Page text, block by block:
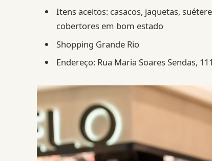
Itens aceitos: casacos, jaquetas,
cobertores em bom estado
Shopping Grande Rio
Endereço: Rua Maria Soares Sendas,